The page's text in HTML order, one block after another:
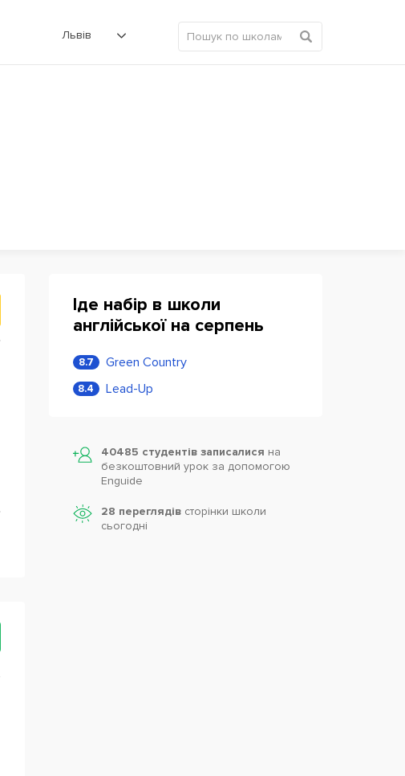
Львів
Іде набір в школи
англійської на серпень
8.7 Green Country
8.4 Lead-Up
40485 студентів записалися на
безкоштовний урок за допомогою
Enguide
28 переглядівсторінки школи
cьогодні